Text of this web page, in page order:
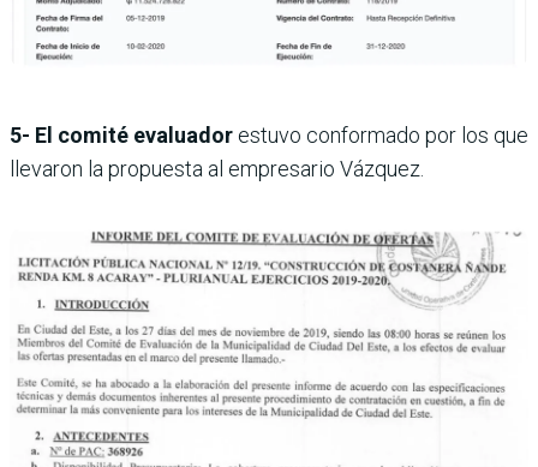
5- El comité evaluador estuvo conformado por los que
llevaron la propuesta al empresario Vázquez.